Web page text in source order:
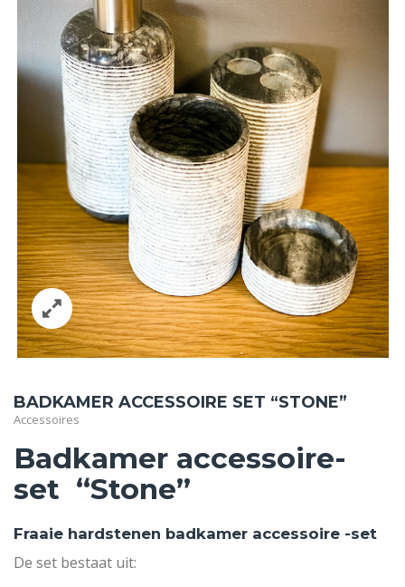
BADKAMER ACCESSOIRE SET “STONE”
Accessoires
Badkamer accessoire-
set “Stone”
Fraaie hardstenen badkamer accessoire -set
De set bestaat uit: